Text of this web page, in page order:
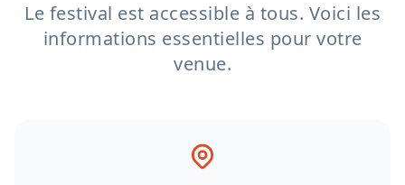
Le festival est accessible à tous. Voici les
informations essentielles pour votre
venue.